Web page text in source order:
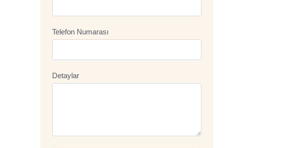
Telefon Numarası
Detaylar